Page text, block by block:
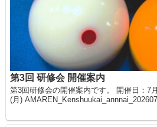
第3回 研修会 開催案内
第3回研修会の開催案内です。 開催日：7
(月)